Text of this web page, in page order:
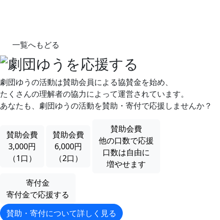
一覧へもどる
劇団ゆうの活動は賛助会員による協賛金を始め、
たくさんの理解者の協力によって運営されています。
あなたも、劇団ゆうの活動を賛助・寄付で応援しませんか？
賛助会費
3,000円
（1口）
賛助会費
6,000円
（2口）
賛助会費
他の口数で応援
口数は自由に
増やせます
寄付金
寄付金で応援する
賛助・寄付について詳しく見る